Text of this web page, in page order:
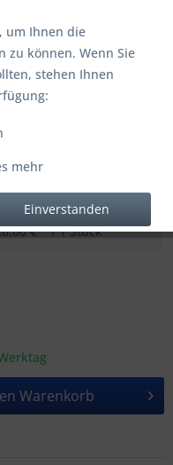
Grundpreis
€ * / 1 Stück
€ * / 1 Stück
Warenkorb
um Ihnen die
zu können. Wenn Sie
stehen Ihnen
mehr
Einverstanden